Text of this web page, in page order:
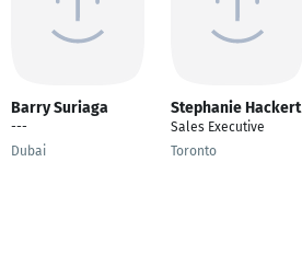
Barry Suriaga
---
Dubai
Stephanie Hackert
Sales Executive
Toronto